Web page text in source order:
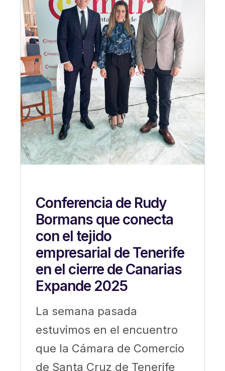
Conferencia de Rudy
Bormans que conecta
con el tejido
empresarial de Tenerife
en el cierre de Canarias
Expande 2025
La semana pasada
estuvimos en el encuentro
que la Cámara de Comercio
de Santa Cruz de Tenerife